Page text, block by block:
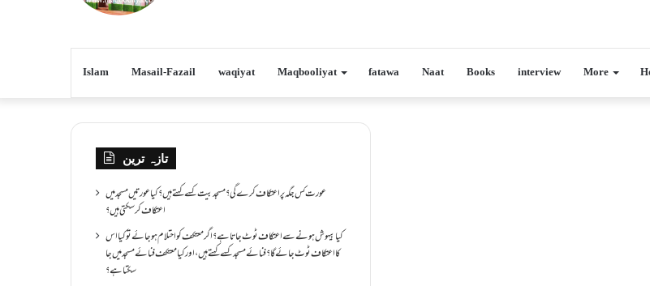
Islam Masail-Fazail waqiyat Maqbooliyat fatawa Naat Books interview More
تازہ ترین
عورت کس جگہ پر اعتکاف کرے گی؟مسجد بیت کسے کہتے ہیں؟کیا عورتیں مسجد میں
اعتکاف کر سکتی ہیں؟
کیا بیہوش ہونے سے اعتکاف ٹوٹ جاتا ہے؟ اگر معتکف کو احتلام ہو جائے تو کیا اس
کا اعتکاف ٹوٹ جائے گا؟فنائے مسجد کسے کہتے ہیں ، اور کیا معتکف فنائے مسجد میں جا
سکتا ہے؟